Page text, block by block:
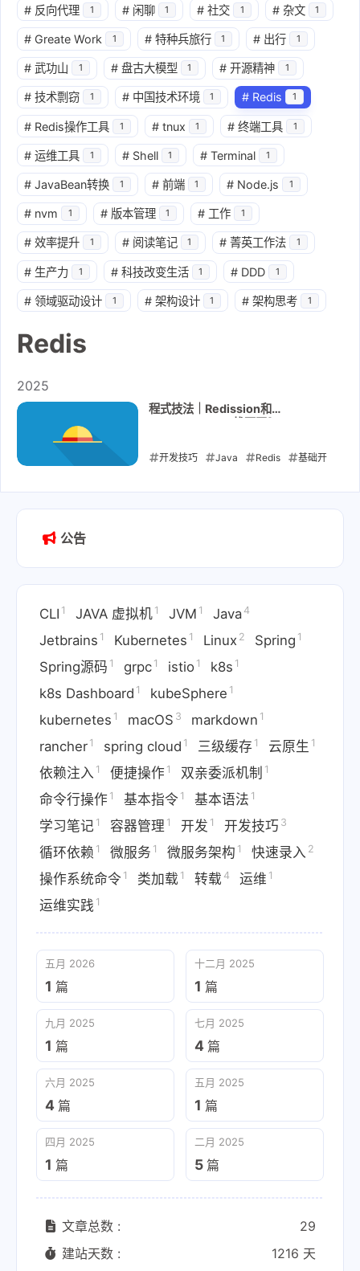
# 反向代理 1 # 闲聊 1 # 社交 1 # 杂文 1
# Greate Work 1 # 特种兵旅行 1 # 出行 1
# 武功山 1 # 盘古大模型 1 # 开源精神 1
# 技术剽窃 1 # 中国技术环境 1 # Redis 1
# Redis操作工具 1 # tnux 1 # 终端工具 1
# 运维工具 1 # Shell 1 # Terminal 1
# JavaBean转换 1 # 前端 1 # Node.js 1
# nvm 1 # 版本管理 1 # 工作 1
# 效率提升 1 # 阅读笔记 1 # 菁英工作法 1
# 生产力 1 # 科技改变生活 1 # DDD 1
# 领域驱动设计 1 # 架构设计 1 # 架构思考 1
Redis
2025
程式技法｜Redission和
开发技巧 Java Redis 基础开
2025-06-06
公告
CLI 1 JAVA 虚拟机 1 JVM 1 Java 4
Jetbrains 1 Kubernetes 1 Linux 2 Spring 1
Spring源码 1 grpc 1 istio 1 k8s 1
k8s Dashboard 1 kubeSphere 1
kubernetes 1 macOS 3 markdown 1
rancher 1 spring cloud 1 三级缓存 1 云原生 1
依赖注入 1 便捷操作 1 双亲委派机制 1
命令行操作 1 基本指令 1 基本语法 1
学习笔记 1 容器管理 1 开发 1 开发技巧 3
循环依赖 1 微服务 1 微服务架构 1 快速录入 2
操作系统命令 1 类加载 1 转载 4 运维 1
运维实践 1
五月 2026
1 篇
十二月 2025
1 篇
九月 2025
1 篇
七月 2025
4 篇
六月 2025
4 篇
五月 2025
1 篇
四月 2025
1 篇
二月 2025
5 篇
文章总数 :
29
建站天数 :
1216 天